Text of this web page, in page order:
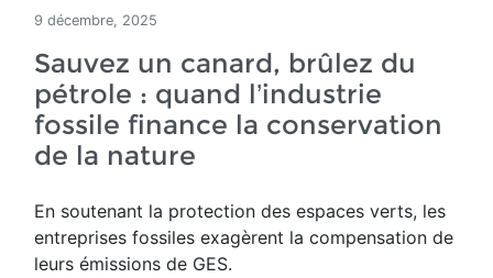
9 décembre, 2025
Sauvez un canard, brûlez du
pétrole : quand l’industrie
fossile finance la conservation
de la nature
En soutenant la protection des espaces verts, les
entreprises fossiles exagèrent la compensation de
leurs émissions de GES.